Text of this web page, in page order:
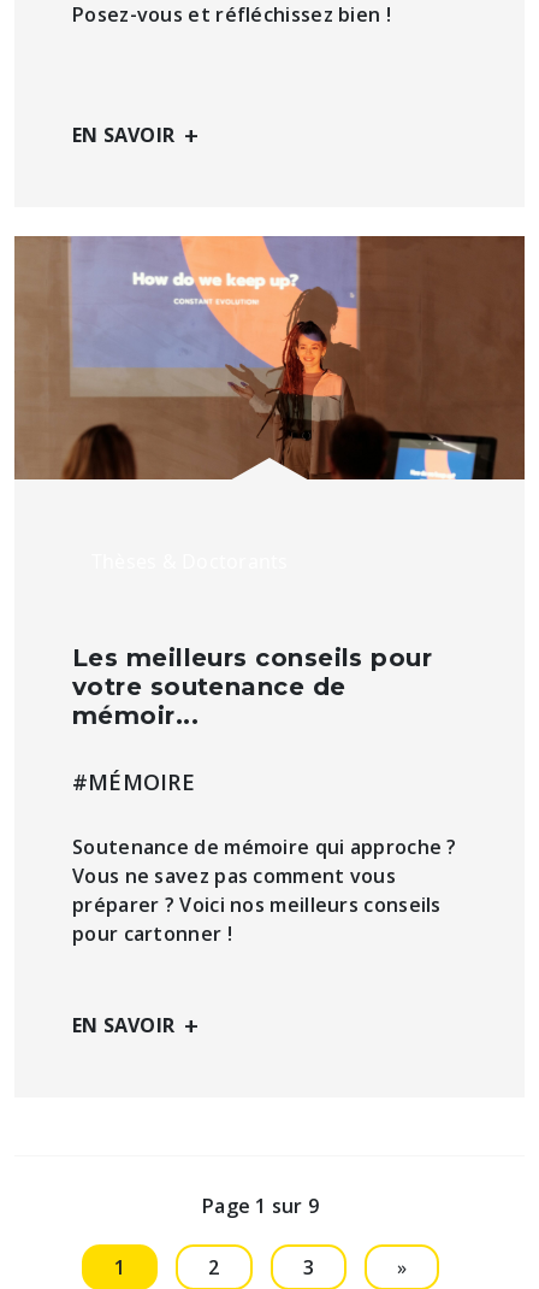
Posez-vous et réfléchissez bien !
EN SAVOIR +
Les meilleurs conseils pour
votre soutenance de
mémoir...
#MÉMOIRE
Soutenance de mémoire qui approche ?
Vous ne savez pas comment vous
préparer ? Voici nos meilleurs conseils
pour cartonner !
EN SAVOIR +
Page 1 sur 9
1 2 3 »